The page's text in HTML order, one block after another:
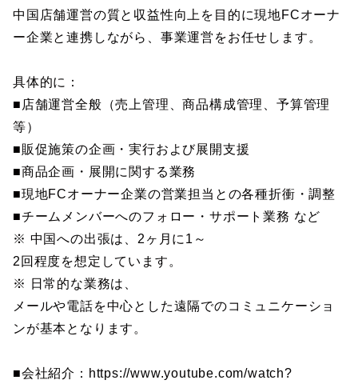
中国店舗運営の質と収益性向上を目的に現地FCオーナ
ー企業と連携しながら、事業運営をお任せします。
具体的に：
■店舗運営全般（売上管理、商品構成管理、予算管理
等）
■販促施策の企画・実行および展開支援
■商品企画・展開に関する業務
■現地FCオーナー企業の営業担当との各種折衝・調整
■チームメンバーへのフォロー・サポート業務 など
※ 中国への出張は、2ヶ月に1～
2回程度を想定しています。
※ 日常的な業務は、
メールや電話を中心とした遠隔でのコミュニケーショ
ンが基本となります。
■会社紹介：https://www.youtube.com/watch?